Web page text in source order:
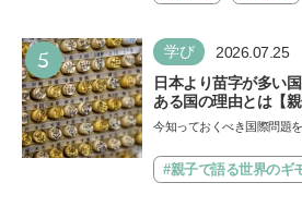
5 学び 2026.07.25
日本より苗字が多い
ある国の理由とは【
今知っておくべき国際問題
類…#親子で語る世界のギ